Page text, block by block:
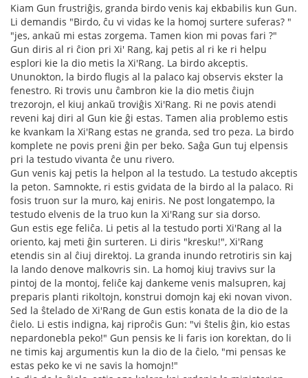
Kiam Gun frustriĝis, granda birdo venis kaj ekbabilis kun Gun.
Li demandis "Birdo, ĉu vi vidas ke la homoj surtere suferas? "
"jes, ankaŭ mi estas zorgema. Tamen kion mi povas fari ?"
Gun diris al ri ĉion pri Xi' Rang, kaj petis al ri ke ri helpu
esplori kie la dio metis la Xi'Rang. La birdo akceptis.
Ununokton, la birdo flugis al la palaco kaj observis ekster la
fenestro. Ri trovis unu ĉambron kie la dio metis ĉiujn
trezorojn, el kiuj ankaŭ troviĝis Xi'Rang. Ri ne povis atendi
reveni kaj diri al Gun kie ĝi estas. Tamen alia problemo estis
ke kvankam la Xi'Rang estas ne granda, sed tro peza. La birdo
komplete ne povis preni ĝin per beko. Saĝa Gun tuj elpensis
pri la testudo vivanta ĉe unu rivero.
Gun venis kaj petis la helpon al la testudo. La testudo akceptis
la peton. Samnokte, ri estis gvidata de la birdo al la palaco. Ri
fosis truon sur la muro, kaj eniris. Ne post longatempo, la
testudo elvenis de la truo kun la Xi'Rang sur sia dorso.
Gun estis ege feliĉa. Li petis al la testudo porti Xi'Rang al la
oriento, kaj meti ĝin surteren. Li diris "kresku!", Xi'Rang
etendis sin al ĉiuj direktoj. La granda inundo retrotiris sin kaj
la lando denove malkovris sin. La homoj kiuj travivs sur la
pintoj de la montoj, feliĉe kaj dankeme venis malsupren, kaj
preparis planti rikoltojn, konstrui domojn kaj eki novan vivon.
Sed la ŝtelado de Xi'Rang de Gun estis konata de la dio de la
ĉielo. Li estis indigna, kaj riproĉis Gun: "vi ŝtelis ĝin, kio estas
nepardonebla peko!" Gun pensis ke li faris ion korektan, do li
ne timis kaj argumentis kun la dio de la ĉielo, "mi pensas ke
estas peko ke vi ne savis la homojn!"